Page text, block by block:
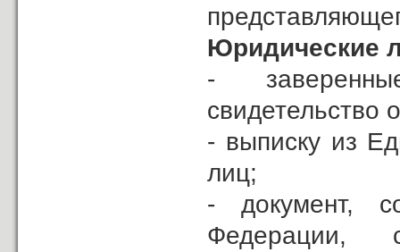
Юридические
-
свидетельство
- выписку из
лиц;
- документ,
Федерации,